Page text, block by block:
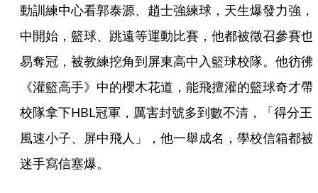
動訓練中心看郭泰源、趙士強練球，天生爆發力強，
中開始，籃球、跳遠等運動比賽，他都被徵召參賽也
易奪冠，被教練挖角到屏東高中入籃球校隊。他彷彿
《灌籃高手》中的櫻木花道，能飛擅灌的籃球奇才帶
校隊拿下HBL冠軍，厲害封號多到數不清，「得分王
風速小子、屏中飛人」，他一舉成名，學校信箱都被
迷手寫信塞爆。